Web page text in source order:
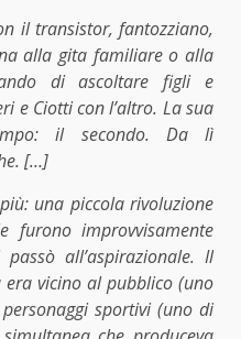
il transistor, fantozziano,
alla gita familiare o alla
di ascoltare figli e
e Ciotti con l’altro. La sua
il secondo. Da lì
[…]
una piccola rivoluzione
furono improvvisamente
all’aspirazionale. Il
vicino al pubblico (uno
sportivi (uno di